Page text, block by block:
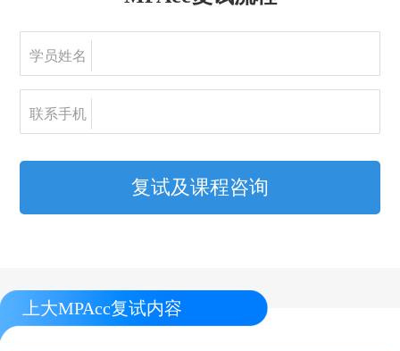
学员姓名
联系手机
复试及课程咨询
上大MPAcc复试内容